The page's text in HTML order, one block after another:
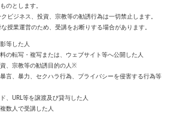
のとします。
ビジネス、投資、宗教等の勧誘行為は一切禁止します。
授業運営のため、受講をお断りする場合があります。
等した人
の転写・複写または、ウェブサイト等へ公開した人
、宗教等の勧誘目的の人※
言、暴力、セクハラ行為、プライバシーを侵害する行為等
、URL等を譲渡及び貸与した人
数人で受講した人